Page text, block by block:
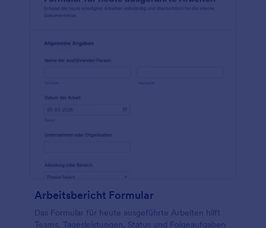
Arbeitsbericht Formular
Das Formular für heute ausgeführte Arbeiten hilft
Teams, Tagesleistungen, Status und Folgeaufgaben